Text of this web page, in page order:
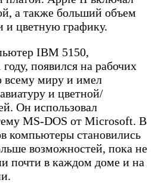
а также больший объем
и цветную графику.
IBM 5150,
появился на рабочих
всему миру и имел
и цветной/
Он использовал
MS-DOS от Microsoft. В
компьютеры становились
возможностей, пока не
почти в каждом доме и на